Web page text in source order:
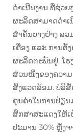
ດຳເນີນງານ ທີ່ຊ່ວຍ
ຜະລິດສາມາດດຳເ
ສຳຄັນບາງຢ່າງ ລ
ເຄື່ອງ ແລະ ການຕັ້
ຜະລິດຕະພັນຢູ່. ໂຮ
ສ່ວນໜຶ່ງຂອງຄວາ
ສິ່ງແວດລ້ອມ. ບໍລິສັ
ຄຸນຄ່າໃນການປ່ຽ
ສຶກສາສະແດງໃຫ້ເ
ປະມານ 30% ຫຼັງ